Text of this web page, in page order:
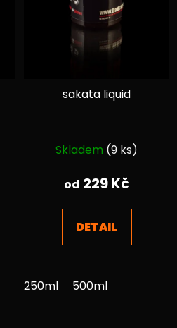
sakata liquid
hodnocení
produktu
4,5
z
Skladem (9 ks)
od 229 Kč
DETAIL
250ml 500ml